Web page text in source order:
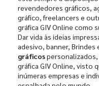
revendedores gráficos,
gráfico, freelancers e
gráfica GIV Online como
Dar vida às ideias
adesivo, banner,
gráficospersonalizados,
gráfica GIV Online, visto
inúmeras empresas e